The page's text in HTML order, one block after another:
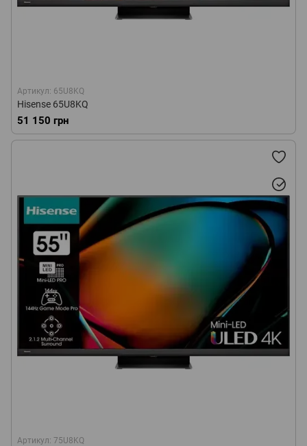
Артикул: 65U8KQ
Hisense 65U8KQ
51 150 грн
Артикул: 75U8KQ